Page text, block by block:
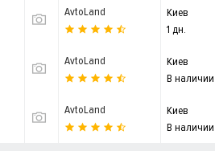
AvtoLand
Киев
1 дн.
AvtoLand
Киев
В наличии
AvtoLand
Киев
В наличии